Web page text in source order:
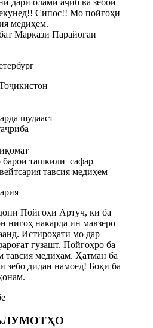
дари олами аҷиб ва зебои
Сипос!! Мо пойгоҳи
медиҳем.
Маркази Парайогаи
шудааст
ташкили сафар
тавсия медиҳем
Пойгоҳи Артуч, ки ба
нигоҳ накарда ин мавзеро
Истироҳати мо дар
гузашт. Пойгоҳро ба
тавсия медиҳам. Ҳатман ба
зебо дидан намоед! Боқӣ ба